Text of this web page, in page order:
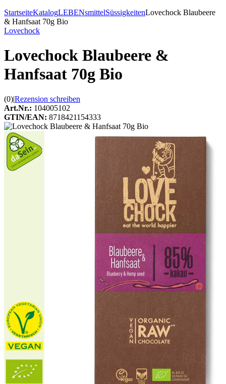
StartseiteKatalogLEBENsmittelSüssigkeitenLovechock Blaubeere
& Hanfsaat 70g Bio
Lovechock
Lovechock Blaubeere &
Hanfsaat 70g Bio
(0)|Rezension schreiben
Art.Nr.: 104005102
GTIN/EAN: 8718421154333